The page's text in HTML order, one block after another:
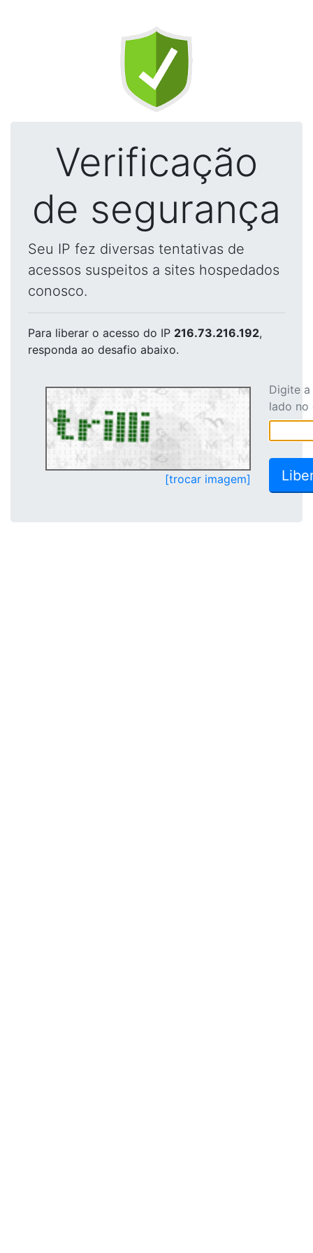
Verificação
de segurança
Seu IP fez diversas tentativas de
acessos suspeitos a sites hospedados
conosco.
Para liberar o acesso do IP 216.73.216.192,
responda ao desafio abaixo.
[trocar imagem]
Digite
lado no